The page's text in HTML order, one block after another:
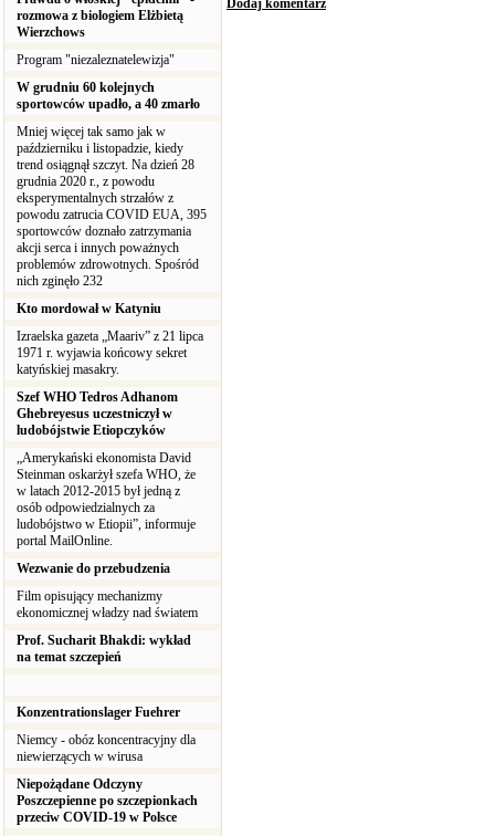
rozmowa z biologiem Elżbietą
Wierzchows
Program "niezaleznatelewizja"
W grudniu 60 kolejnych
sportowców upadło, a 40 zmarło
Mniej więcej tak samo jak w
październiku i listopadzie, kiedy
trend osiągnął szczyt. Na dzień 28
grudnia 2020 r., z powodu
eksperymentalnych strzałów z
powodu zatrucia COVID EUA, 395
sportowców doznało zatrzymania
akcji serca i innych poważnych
problemów zdrowotnych. Spośród
nich zginęło 232
Kto mordował w Katyniu
Izraelska gazeta „Maariv” z 21 lipca
1971 r. wyjawia końcowy sekret
katyńskiej masakry.
Szef WHO Tedros Adhanom
Ghebreyesus uczestniczył w
ludobójstwie Etiopczyków
„Amerykański ekonomista David
Steinman oskarżył szefa WHO, że
w latach 2012-2015 był jedną z
osób odpowiedzialnych za
ludobójstwo w Etiopii”, informuje
portal MailOnline.
Wezwanie do przebudzenia
Film opisujący mechanizmy
ekonomicznej władzy nad światem
Prof. Sucharit Bhakdi: wykład
na temat szczepień
Konzentrationslager Fuehrer
Niemcy - obóz koncentracyjny dla
niewierzących w wirusa
Niepożądane Odczyny
Poszczepienne po szczepionkach
przeciw COVID-19 w Polsce
Dodaj komentarz